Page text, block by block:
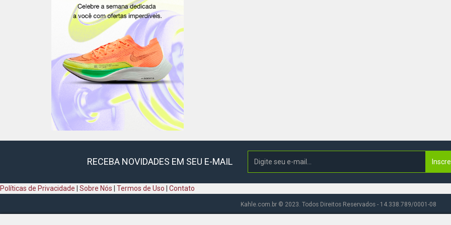
RECEBA NOVIDADES EM SEU E-MAIL
Políticas de Privacidade Sobre Nós Termos de Uso Contato
Kahle.com.br © 2023. Todos Direitos Reservados - 14.338.789/0001-08